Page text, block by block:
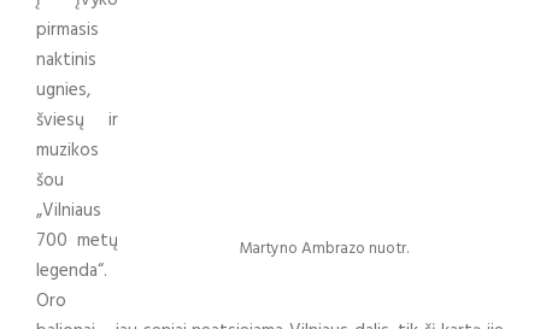
Martyno Ambrazo nuotr.
pirmasis
naktinis
ugnies,
šviesų ir
muzikos
šou
„Vilniaus
700 metų
legenda“.
Oro